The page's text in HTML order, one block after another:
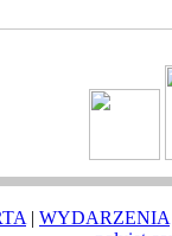
| WYDARZENIA